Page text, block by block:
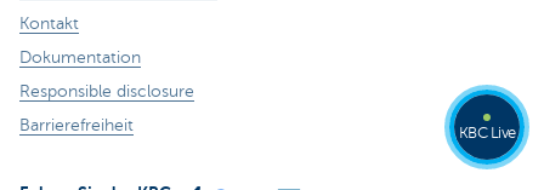
Kontakt
Dokumentation
Responsible disclosure
Barrierefreiheit
KBC Live